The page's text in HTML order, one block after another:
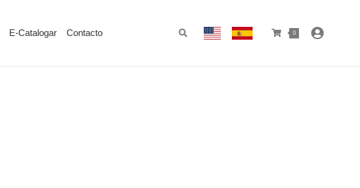
E-Catalogar Contacto 0